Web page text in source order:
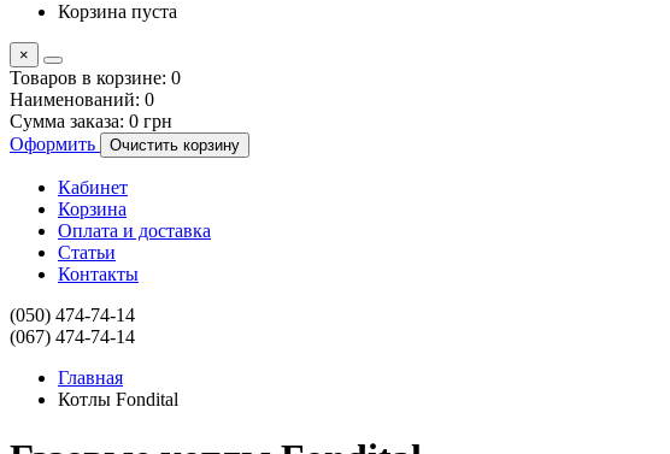
Корзина пуста
×
Товаров в корзине: 0
Наименований: 0
Сумма заказа: 0 грн
Оформить
Очистить корзину
Кабинет
Корзина
Оплата и доставка
Статьи
Контакты
(050) 474-74-14
(067) 474-74-14
Главная
Котлы Fondital